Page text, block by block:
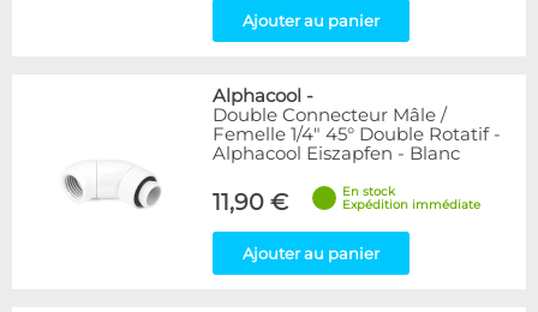
Ajouter au panier
Alphacool -
Double Connecteur Mâle /
Femelle 1/4" 45° Double Rotatif -
Alphacool Eiszapfen - Blanc
11,90 €
En stock
Expédition immédiate
Ajouter au panier